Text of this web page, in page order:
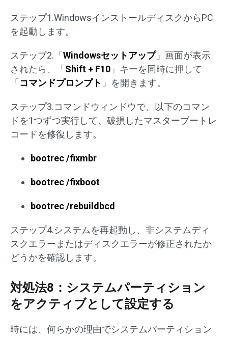
ステップ1.WindowsインストールディスクからPC
を起動します。
ステップ2.「 Windowsセットアップ」画面が表示
されたら、「 Shift + F10 」キーを同時に押して
「 コマンドプロンプト 」を開きます。
ステップ3.コマンドウィンドウで、以下のコマン
ドを1つずつ実行して、破損したマスターブートレ
コードを修復します。
bootrec /fixmbr
bootrec /fixboot
bootrec /rebuildbcd
ステップ4.システムを再起動し、非システムディ
スクエラーまたはディスクエラーが修正されたか
どうかを確認します。
対処法8：システムパーティション
をアクティブとして設定する
時には、何らかの理由でシステムパーティション